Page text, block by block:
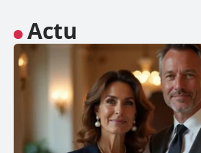
Actu